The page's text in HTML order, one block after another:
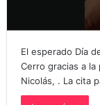
El esperado Día
Cerro gracias a la
Nicolás, . La cita